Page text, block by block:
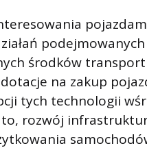
środków
na zakup
tych technologii
rozwój